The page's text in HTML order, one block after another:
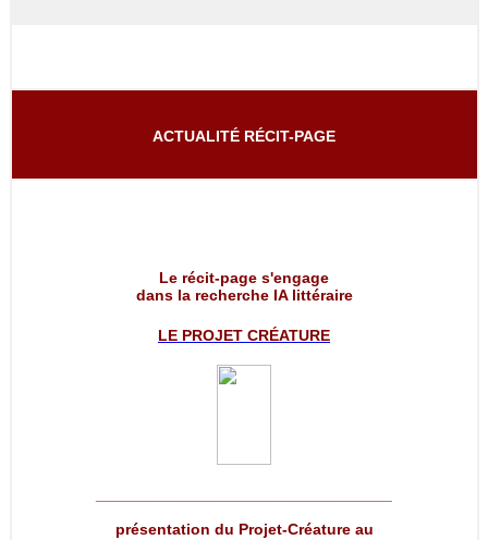
ACTUALITÉ RÉCIT-PAGE
Le récit-page s'engage
dans la recherche IA littéraire
LE PROJET CRÉATURE
présentation du Projet-Créature au